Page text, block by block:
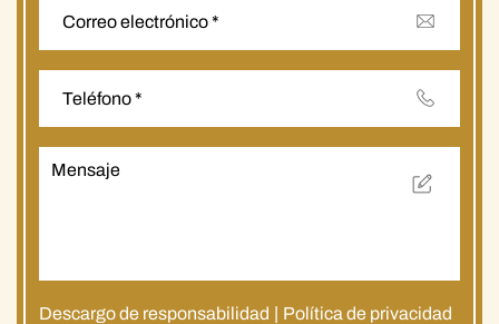
Descargo de responsabilidad
Política de privacidad